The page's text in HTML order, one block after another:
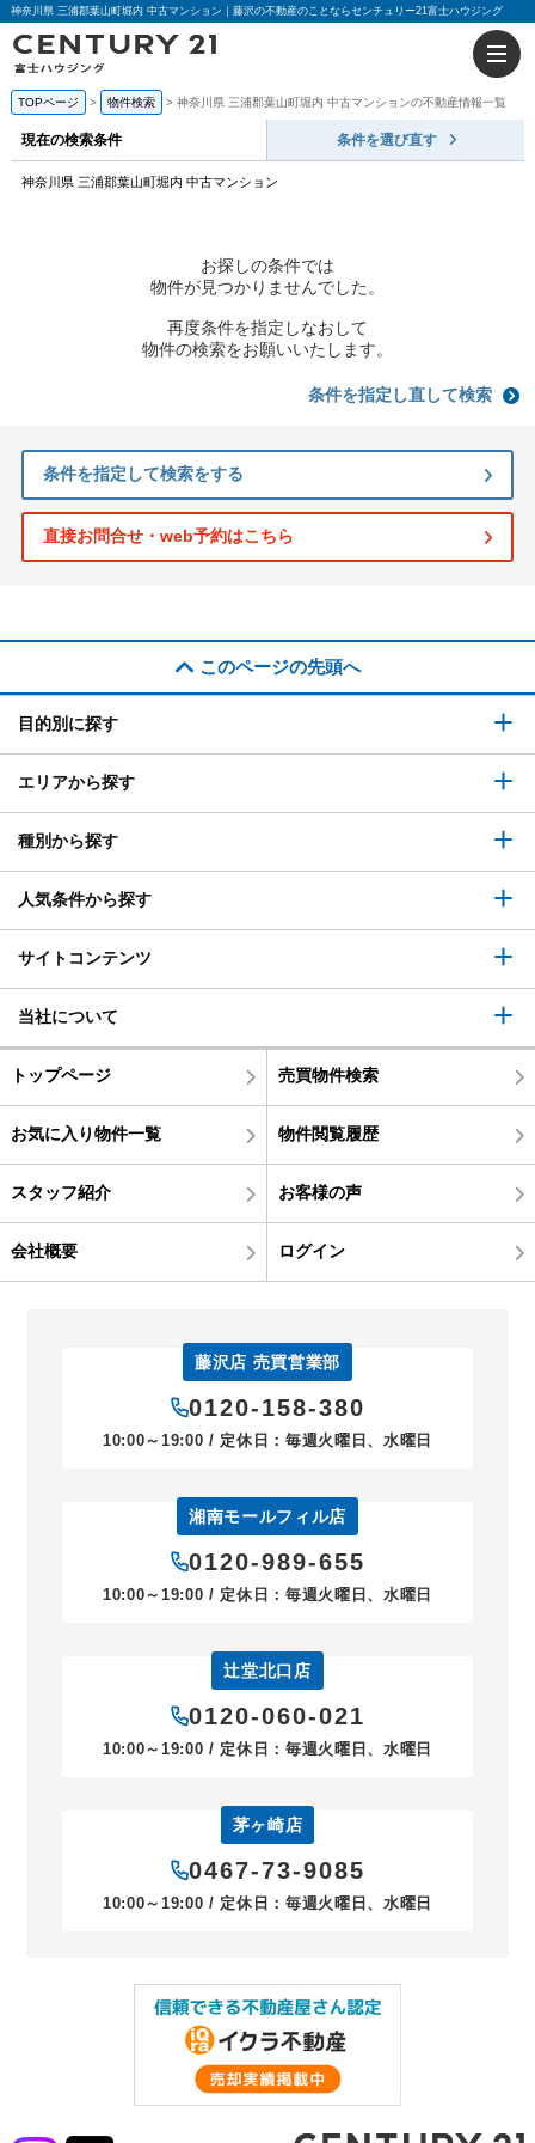
神奈川県 三浦郡葉山町堀内 中古マンション｜藤沢の不動産のことならセンチュリー21富士ハウジング
TOPページ 物件検索 神奈川県 三浦郡葉山町堀内 中古マンションの不動産情報一覧
現在の検索条件 条件を選び直す
神奈川県 三浦郡葉山町堀内 中古マンション
お探しの条件では
物件が見つかりませんでした。
再度条件を指定しなおして
物件の検索をお願いいたします。
条件を指定し直して検索
条件を指定して検索をする
直接お問合せ・web予約はこちら
このページの先頭へ
目的別に探す
エリアから探す
種別から探す
人気条件から探す
サイトコンテンツ
当社について
トップページ 売買物件検索
お気に入り物件一覧 物件閲覧履歴
スタッフ紹介 お客様の声
会社概要 ログイン
藤沢店 売買営業部
0120-158-380
10:00～19:00 / 定休日：毎週火曜日、水曜日
湘南モールフィル店
0120-989-655
10:00～19:00 / 定休日：毎週火曜日、水曜日
辻堂北口店
0120-060-021
10:00～19:00 / 定休日：毎週火曜日、水曜日
茅ヶ崎店
0467-73-9085
10:00～19:00 / 定休日：毎週火曜日、水曜日